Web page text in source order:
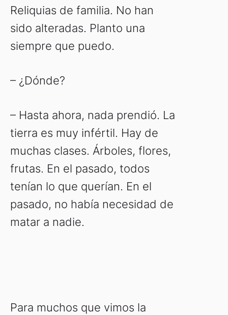
Reliquias de familia. No han
sido alteradas. Planto una
siempre que puedo.
– ¿Dónde?
– Hasta ahora, nada prendió. La
tierra es muy infértil. Hay de
muchas clases. Árboles, flores,
frutas. En el pasado, todos
tenían lo que querían. En el
pasado, no había necesidad de
matar a nadie.
Para muchos que vimos la